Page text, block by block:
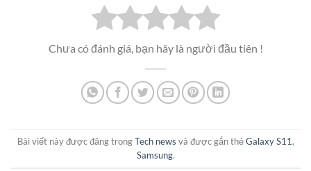
Chưa có đánh giá, bạn hãy là người đầu tiên !
Bài viết này được đăng trongTech news và được gắn thẻGalaxy S11,
Samsung.